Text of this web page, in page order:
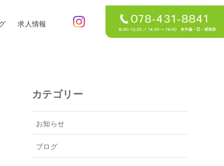
求人情報
カテゴリー
お知らせ
ブログ